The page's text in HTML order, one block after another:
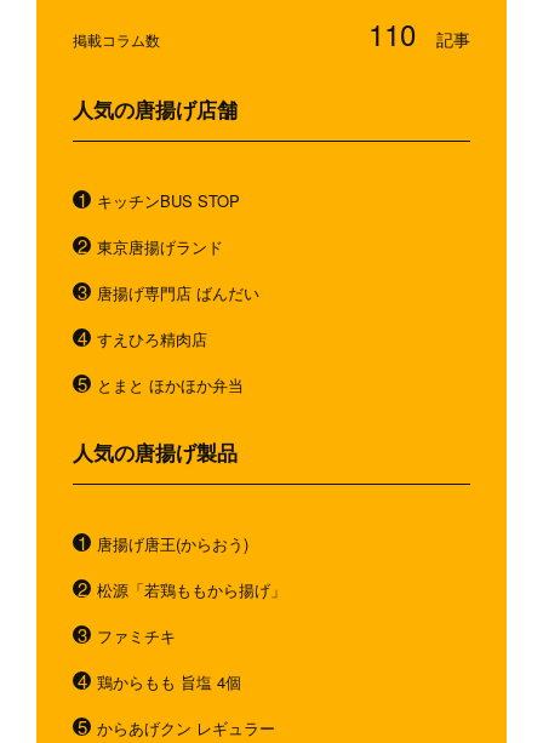
掲載コラム数 110
人気の唐揚げ店舗
キッチンBUS STOP
東京唐揚げランド
唐揚げ専門店 ばんだい
すえひろ精肉店
とまと ほかほか弁当
人気の唐揚げ製品
唐揚げ唐王(からおう)
松源「若鶏ももから揚げ」
ファミチキ
鶏からもも 旨塩 4個
からあげクン レギュラー